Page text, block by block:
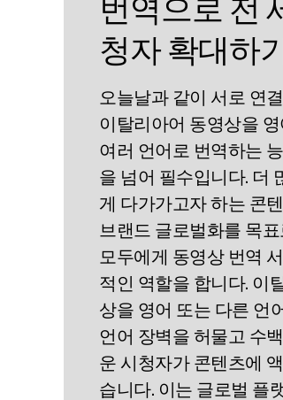
번역으로 전
청자 확대하
오늘날과 같이 서로 연
이탈리아어 동영상을
여러 언어로 번역하는
을 넘어 필수입니다. 더
게 다가가고자 하는 콘
브랜드 글로벌화를 목
모두에게 동영상 번역
적인 역할을 합니다. 이
상을 영어 또는 다른 언
언어 장벽을 허물고 수
운 시청자가 콘텐츠에
습니다. 이는 글로벌 플